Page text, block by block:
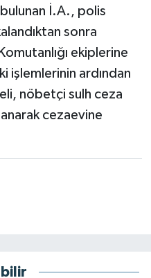
bulunan İ.A., polis
sonra
ekiplerine
işlemlerinin ardından
nöbetçi sulh ceza
cezaevine